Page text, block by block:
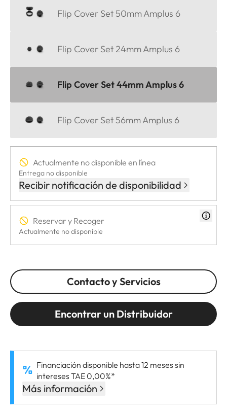
Flip Cover Set 50mm Amplus 6
Flip Cover Set 24mm Amplus 6
Flip Cover Set 44mm Amplus 6
Flip Cover Set 56mm Amplus 6
Actualmente no disponible en línea
Entrega no disponible
Recibir notificación de disponibilidad
Reservar y Recoger
Actualmente no disponible
Contacto y Servicios
Encontrar un Distribuidor
Financiación disponible hasta 12 meses sin
intereses TAE 0,00%*
Más información